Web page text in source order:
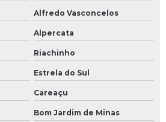
Alfredo Vasconcelos
Alpercata
Riachinho
Estrela do Sul
Careaçu
Bom Jardim de Minas